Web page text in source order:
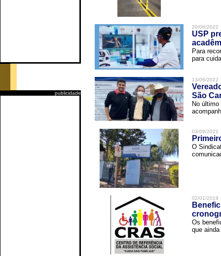
publicidade
20/06/2022
USP
Para
para
13/06/2022
São
No
03/09/2021
O
02/01/2019
Os
que